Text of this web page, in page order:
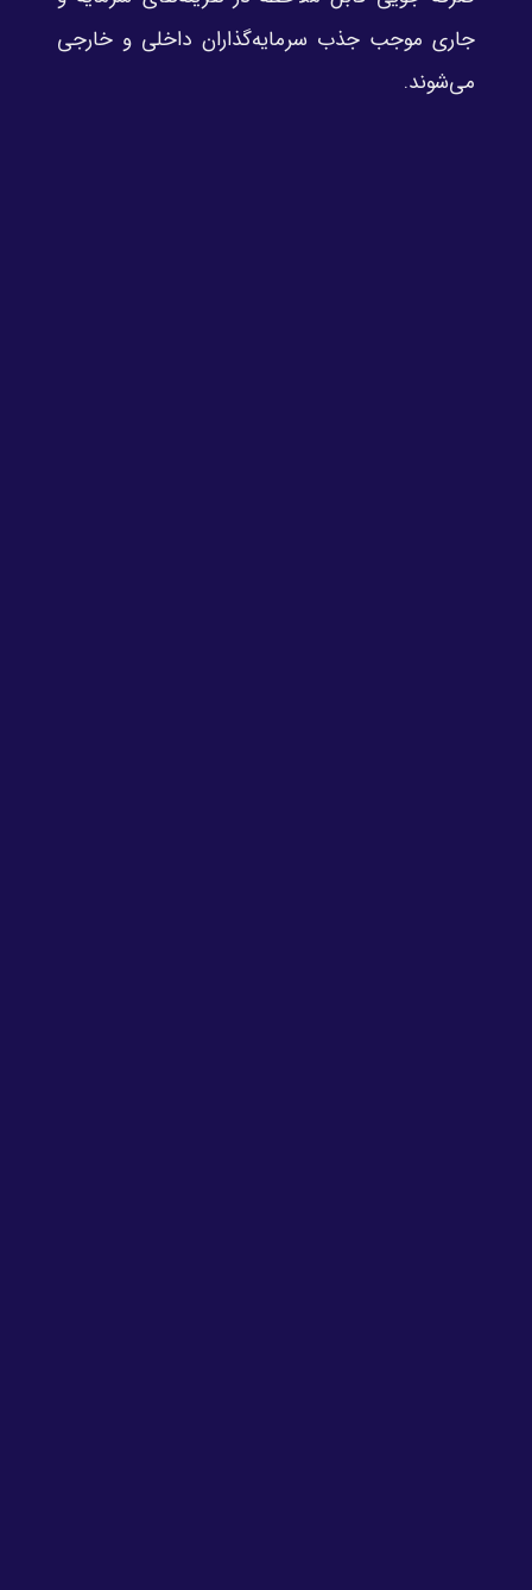
جاری موجب جذب سرمایه‌گذاران داخلی و خارجی
می‌شوند.